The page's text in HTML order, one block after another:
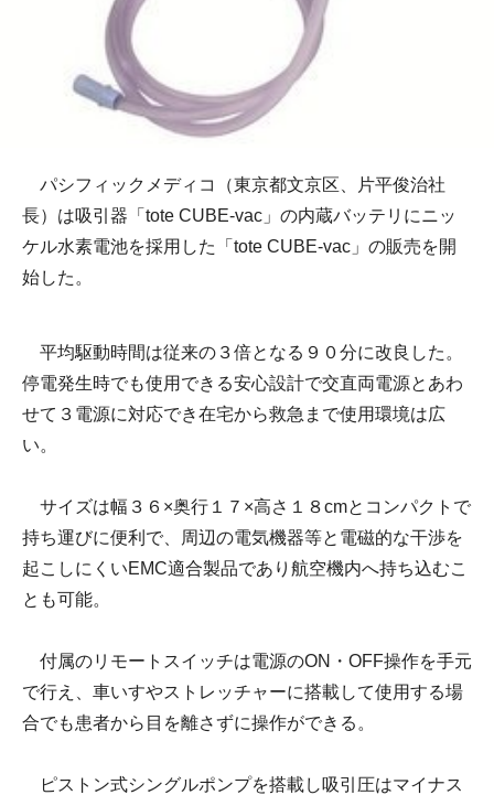
パシフィックメディコ（東京都文京区、片平俊治社
長）は吸引器「tote CUBE-vac」の内蔵バッテリにニッ
ケル水素電池を採用した「tote CUBE-vac」の販売を開
始した。
平均駆動時間は従来の３倍となる９０分に改良した。
停電発生時でも使用できる安心設計で交直両電源とあわ
せて３電源に対応でき在宅から救急まで使用環境は広
い。
サイズは幅３６×奥行１７×高さ１８cmとコンパクトで
持ち運びに便利で、周辺の電気機器等と電磁的な干渉を
起こしにくいEMC適合製品であり航空機内へ持ち込むこ
とも可能。
付属のリモートスイッチは電源のON・OFF操作を手元
で行え、車いすやストレッチャーに搭載して使用する場
合でも患者から目を離さずに操作ができる。
ピストン式シングルポンプを搭載し吸引圧はマイナス